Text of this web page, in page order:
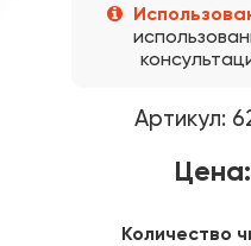
Артикул:
Количество